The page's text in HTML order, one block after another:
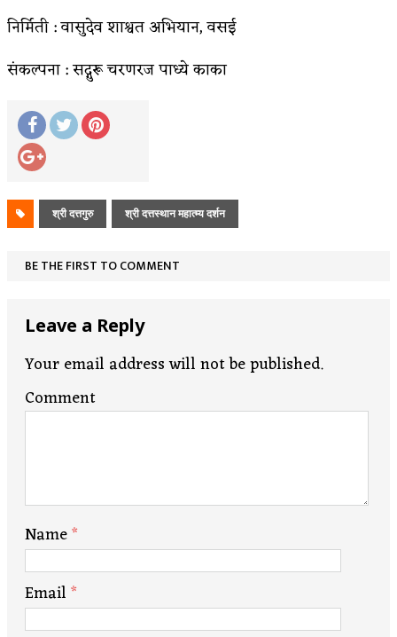
निर्मिती : वासुदेव शाश्वत अभियान, वसई
संकल्पना : सद्गुरू चरणरज पाध्ये काका
श्री दत्तगुरु श्री दत्तस्थान महात्म्य दर्शन
BE THE FIRST TO COMMENT
Leave a Reply
Your email address will not be published.
Comment
Name*
Email*